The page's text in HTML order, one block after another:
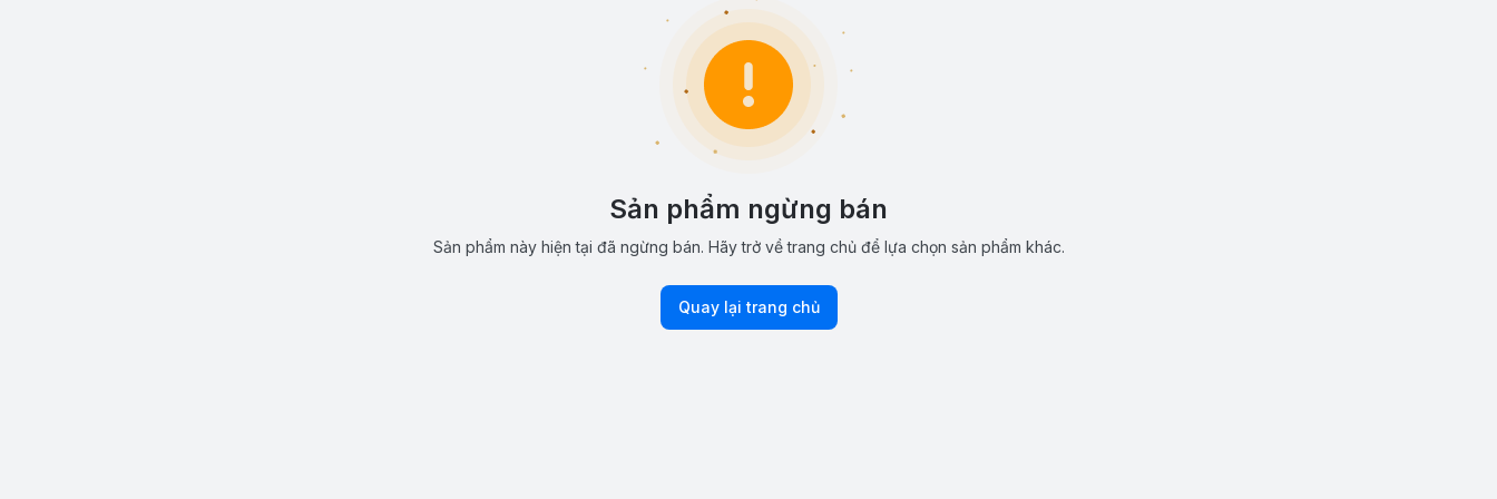
Sản phẩm ngừng bán
Sản phẩm này hiện tại đã ngừng bán. Hãy trở về trang chủ để lựa chọn sản phẩm khác.
Quay lại trang chủ